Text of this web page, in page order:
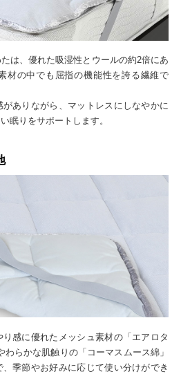
は、優れた吸湿性とウールの約2倍にあ
材の中でも屈指の機能性を誇る繊維で
ありながら、マットレスにしなやかに
眠りをサポートします。
感に優れたメッシュ素材の「エアロタ
らかな肌触りの「コーマスムース綿」
季節やお好みに応じて使い分けができ